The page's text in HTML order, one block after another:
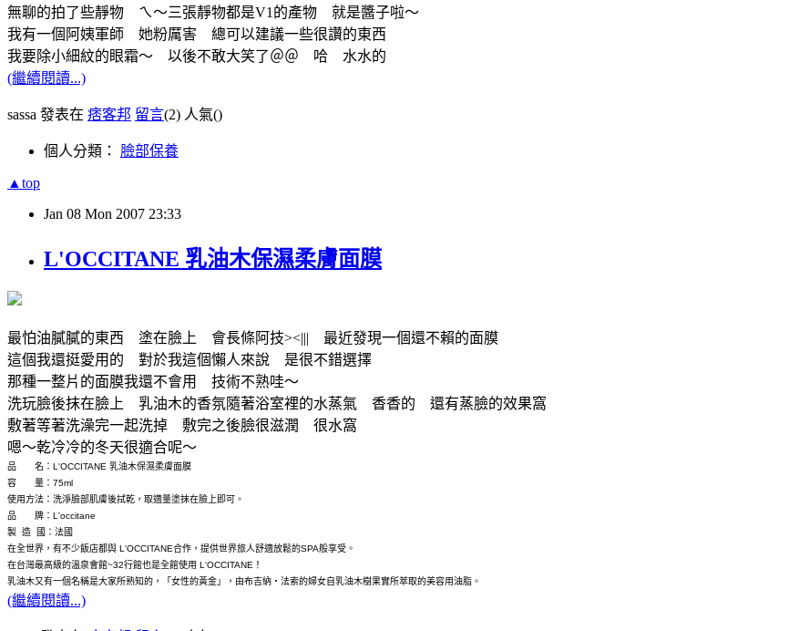
無聊的拍了些靜物 ㄟ～三張靜物都是V1的產物 就是醬子啦～
我有一個阿姨軍師 她粉厲害 總可以建議一些很讚的東西
我要除小細紋的眼霜～ 以後不敢大笑了＠＠ 哈 水水的
(繼續閱讀...)
sassa 發表在 痞客邦 留言(2) 人氣()
個人分類： 臉部保養
▲top
Jan 08 Mon 2007 23:33
L'OCCITANE 乳油木保濕柔膚面膜
最怕油膩膩的東西 塗在臉上 會長條阿技><||| 最近發現一個還不賴的面膜
這個我還挺愛用的 對於我這個懶人來說 是很不錯選擇
那種一整片的面膜我還不會用 技術不熟哇～
洗玩臉後抹在臉上 乳油木的香氛隨著浴室裡的水蒸氣 香香的 還有蒸臉的效果窩
敷著等著洗澡完一起洗掉 敷完之後臉很滋潤 很水窩
嗯～乾冷冷的冬天很適合呢～
品 名：L'OCCITANE 乳油木保濕柔膚面膜
容 量：75ml
使用方法：洗淨臉部肌膚後拭乾，取適量塗抹在臉上即可。
品 牌：L'occitane
製 造 國：法國
在全世界，有不少飯店都與 L'OCCITANE合作，提供世界旅人舒適放鬆的SPA般享受。
在台灣最高級的溫泉會館~32行館也是全館使用 L'OCCITANE！
乳油木又有一個名稱是大家所熟知的，「女性的黃金」，由布吉納‧法索的婦女自乳油木樹果實所萃取的美容用油脂。
(繼續閱讀...)